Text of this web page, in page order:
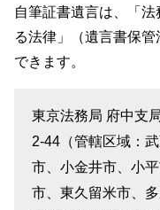
自筆証書遺言は、「
る法律」（遺言書保
できます。
東京法務局 府中支
2-44（管轄区域：
市、小金井市、小
市、東久留米市、